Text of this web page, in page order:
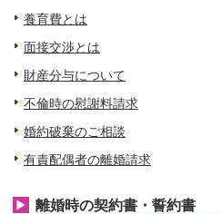
養育費とは
面接交渉とは
財産分与について
不倫時の慰謝料請求
婚約破棄のご相談
有責配偶者の離婚請求
離婚時の契約書・誓約書